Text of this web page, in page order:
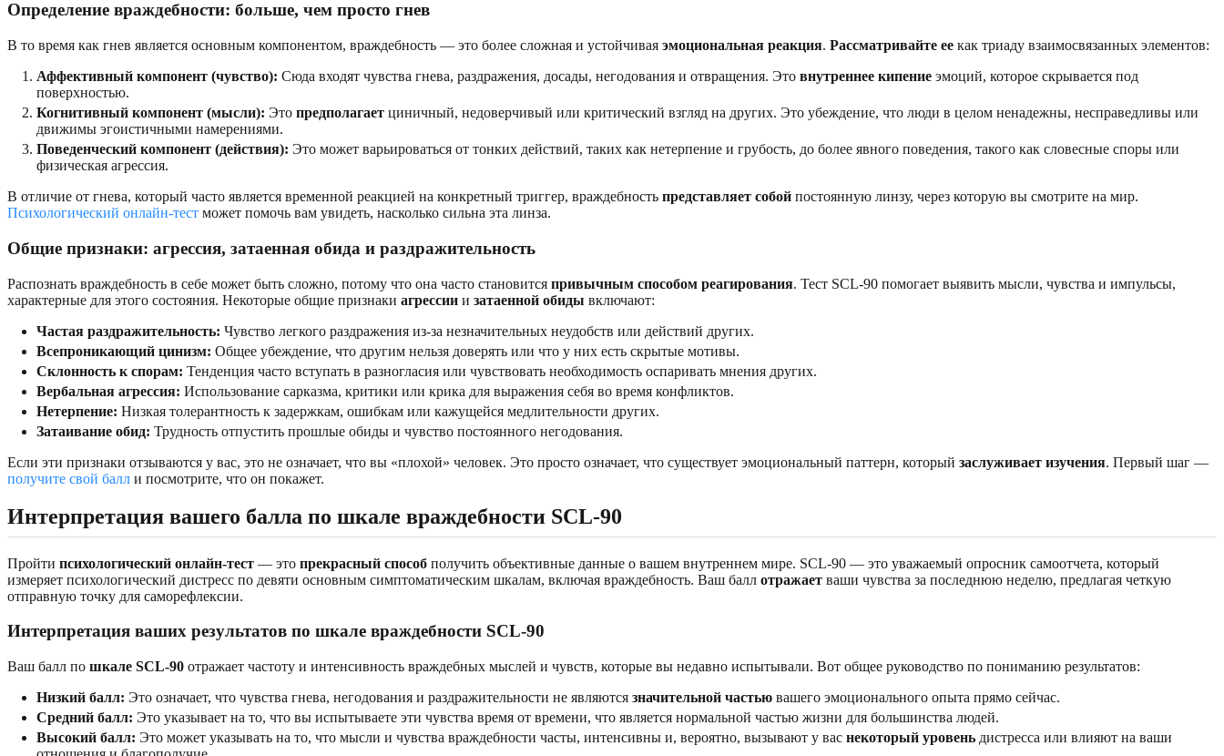
Определение враждебности: больше, чем просто гнев
В то время как гнев является основным компонентом, враждебность — это более сложная и устойчивая эмоциональная реакция. Рассматривайте ее как триаду взаимосвязанных элементов:
Аффективный компонент (чувство): Сюда входят чувства гнева, раздражения, досады, негодования и отвращения. Это внутреннее кипение эмоций, которое скрывается под
поверхностью.
Когнитивный компонент (мысли): Это предполагает циничный, недоверчивый или критический взгляд на других. Это убеждение, что люди в целом ненадежны, несправедливы или
движимы эгоистичными намерениями.
Поведенческий компонент (действия): Это может варьироваться от тонких действий, таких как нетерпение и грубость, до более явного поведения, такого как словесные споры или
физическая агрессия.
В отличие от гнева, который часто является временной реакцией на конкретный триггер, враждебность представляет собой постоянную линзу, через которую вы смотрите на мир.
Психологический онлайн-тест может помочь вам увидеть, насколько сильна эта линза.
Общие признаки: агрессия, затаенная обида и раздражительность
Распознать враждебность в себе может быть сложно, потому что она часто становится привычным способом реагирования. Тест SCL-90 помогает выявить мысли, чувства и импульсы,
характерные для этого состояния. Некоторые общие признаки агрессии и затаенной обиды включают:
Частая раздражительность: Чувство легкого раздражения из-за незначительных неудобств или действий других.
Всепроникающий цинизм: Общее убеждение, что другим нельзя доверять или что у них есть скрытые мотивы.
Склонность к спорам: Тенденция часто вступать в разногласия или чувствовать необходимость оспаривать мнения других.
Вербальная агрессия: Использование сарказма, критики или крика для выражения себя во время конфликтов.
Нетерпение: Низкая толерантность к задержкам, ошибкам или кажущейся медлительности других.
Затаивание обид: Трудность отпустить прошлые обиды и чувство постоянного негодования.
Если эти признаки отзываются у вас, это не означает, что вы «плохой» человек. Это просто означает, что существует эмоциональный паттерн, который заслуживает изучения. Первый шаг —
получите свой балл и посмотрите, что он покажет.
Интерпретация вашего балла по шкале враждебности SCL-90
Пройти психологический онлайн-тест — это прекрасный способ получить объективные данные о вашем внутреннем мире. SCL-90 — это уважаемый опросник самоотчета, который
измеряет психологический дистресс по девяти основным симптоматическим шкалам, включая враждебность. Ваш балл отражает ваши чувства за последнюю неделю, предлагая четкую
отправную точку для саморефлексии.
Интерпретация ваших результатов по шкале враждебности SCL-90
Ваш балл по шкале SCL-90 отражает частоту и интенсивность враждебных мыслей и чувств, которые вы недавно испытывали. Вот общее руководство по пониманию результатов:
Низкий балл: Это означает, что чувства гнева, негодования и раздражительности не являются значительной частью вашего эмоционального опыта прямо сейчас.
Средний балл: Это указывает на то, что вы испытываете эти чувства время от времени, что является нормальной частью жизни для большинства людей.
Высокий балл: Это может указывать на то, что мысли и чувства враждебности часты, интенсивны и, вероятно, вызывают у вас некоторый уровень дистресса или влияют на ваши